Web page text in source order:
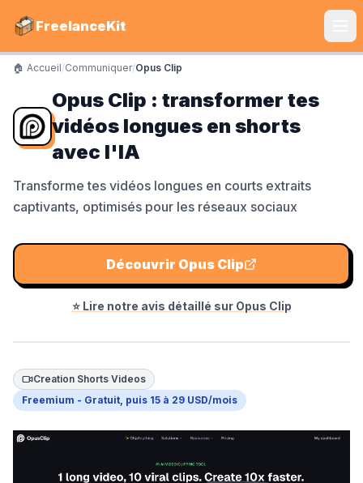
FreelanceKit
CATÉGORIES
Services
S'instruire
Boîte à Outils
LE TOP DU TOP
Shine Facture
Swapn
Orus
🏠 Accueil/Communiquer/Opus Clip
Opus Clip : transformer tes
vidéos longues en shorts
avec l'IA
Transforme tes vidéos longues en courts extraits
captivants, optimisés pour les réseaux sociaux
Découvrir Opus Clip
⭐ Lire notre avis détaillé sur Opus Clip
Creation Shorts Videos
Freemium - Gratuit, puis 15 à 29 USD/mois